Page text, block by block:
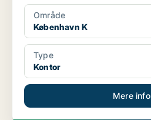
Område
København K
Type
Kontor
Mere info